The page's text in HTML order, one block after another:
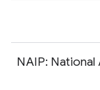
NAIP: